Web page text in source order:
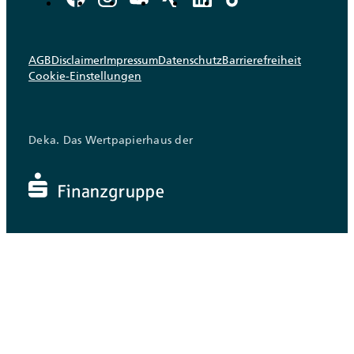
AGBDisclaimerImpressumDatenschutzBarrierefreiheit
Cookie-Einstellungen
Deka. Das Wertpapierhaus der